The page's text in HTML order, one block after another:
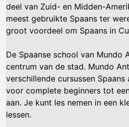
deel van Zuid- en Midden-
meest gebruikte Spaans ter
groot voordeel om Spaans in
De Spaanse school van Mundo
centrum van de stad. Mundo
verschillende cursussen Spaans
voor complete beginners tot
aan. Je kunt les nemen in een
lessen.